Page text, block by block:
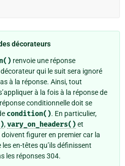
décorateurs
renvoie une réponse
qui le suit sera ignoré
à la réponse. Ainsi, tout
à la fois à la réponse de
conditionnelle doit se
condition(). En particulier,
,vary_on_headers() et
doivent figurer en premier car la
les en-têtes qu’ils définissent
les réponses 304.